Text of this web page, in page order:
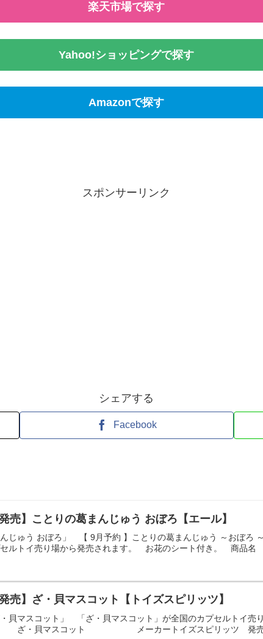
楽天市場で探す
Yahoo!ショッピングで探す
Amazonで探す
スポンサーリンク
シェアする
Facebook
売】ことりの葛まんじゅう おぼろ【エール】
じゅう おぼろ」 【 9月予約 】ことりの葛まんじゅう ～おぼろ
セルトイ売り場から発売されます。 お花のシート付き。
売】ざ・貝マスコット【トイズスピリッツ】
・貝マスコット」 「ざ・貝マスコット」が全国のカプセルトイ
マスコット メーカートイズスピリッツ 発売時期